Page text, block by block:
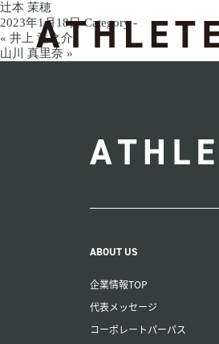
辻本 茉穂
2023年1月18日 Category -
« 井上 竜之介
山川 真里奈 »
ABOUT US
企業情報TOP
代表メッセージ
コーポレートパーパス